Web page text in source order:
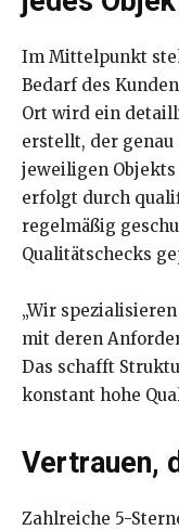
Im Mittelpunkt
Bedarf des
Ort wird ein
erstellt, der
jeweiligen
erfolgt durch
regelmäßig
Qualitätschecks
„Wir
mit deren
Das schafft
konstant hohe
Vertrauen,
Zahlreiche 5-